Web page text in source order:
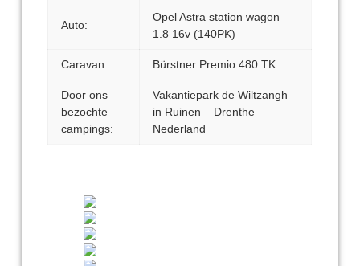
Auto:
Opel Astra station wagon
1.8 16v (140PK)
Caravan: Bürstner Premio 480 TK
Door ons
bezochte
campings:
Vakantiepark de Wiltzangh
in Ruinen – Drenthe –
Nederland